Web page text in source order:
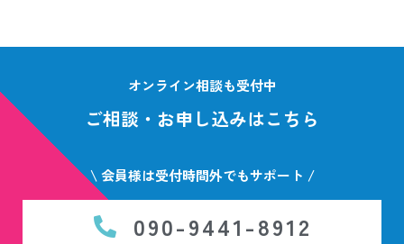
オンライン相談も受付中
ご相談・お申し込みはこちら
\ 会員様は受付時間外でもサポート /
090-9441-8912